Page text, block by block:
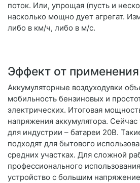
поток. Или, упрощая (пусть и
насколько мощно дует агрегат.
либо в км/ч, либо в м/с.
Эффект от применения
Аккумуляторные воздуходувки
мобильность бензиновых и
электрических. Итоговая
напряжения аккумулятора.
для индустрии – батареи 20В.
подходят для бытового
средних участках. Для сложной
профессионального
устройство с большим